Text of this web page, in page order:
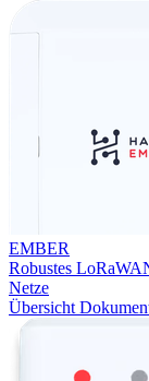
EMBER
Robustes
Netze
Übersicht